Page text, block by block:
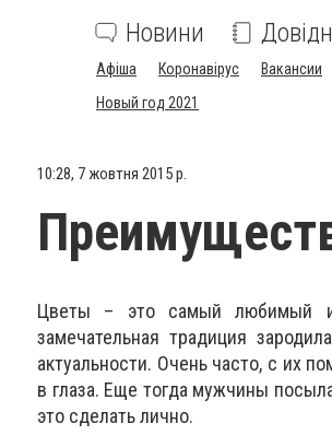
Новини
Афіша Коронавірус Вакансии
Новый год 2021
10:28, 7 жовтня 2015 р.
Цветы – это самый любимый
замечательная традиция
актуальности. Очень часто, с их
в глаза. Еще тогда мужчины
это сделать лично.